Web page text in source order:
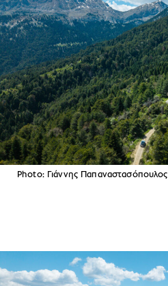
Photo: Γιάννης Παπαναστασόπουλος